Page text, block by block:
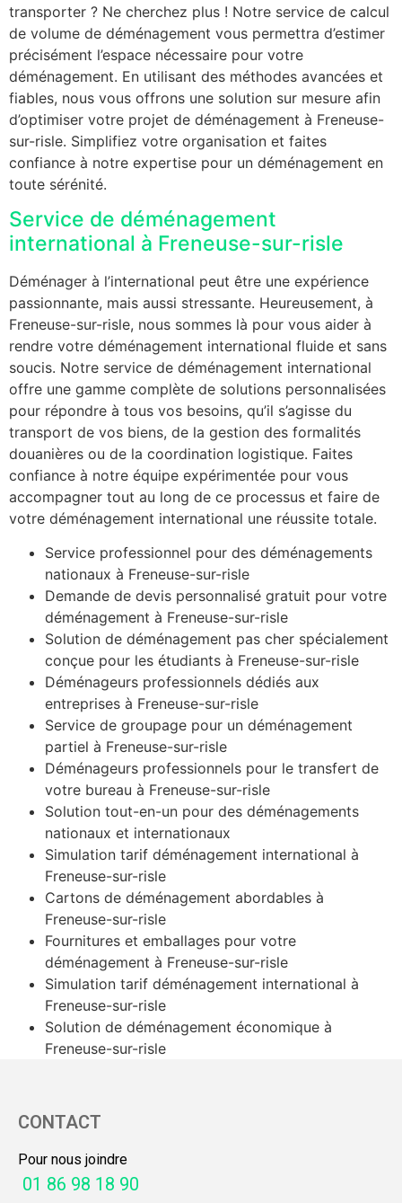
transporter ? Ne cherchez plus ! Notre service de calcul
de volume de déménagement vous permettra d’estimer
précisément l’espace nécessaire pour votre
déménagement. En utilisant des méthodes avancées et
fiables, nous vous offrons une solution sur mesure afin
d’optimiser votre projet de déménagement à Freneuse-
sur-risle. Simplifiez votre organisation et faites
confiance à notre expertise pour un déménagement en
toute sérénité.
Service de déménagement
international à Freneuse-sur-risle
Déménager à l’international peut être une expérience
passionnante, mais aussi stressante. Heureusement, à
Freneuse-sur-risle, nous sommes là pour vous aider à
rendre votre déménagement international fluide et sans
soucis. Notre service de déménagement international
offre une gamme complète de solutions personnalisées
pour répondre à tous vos besoins, qu’il s’agisse du
transport de vos biens, de la gestion des formalités
douanières ou de la coordination logistique. Faites
confiance à notre équipe expérimentée pour vous
accompagner tout au long de ce processus et faire de
votre déménagement international une réussite totale.
Service professionnel pour des déménagements
nationaux à Freneuse-sur-risle
Demande de devis personnalisé gratuit pour votre
déménagement à Freneuse-sur-risle
Solution de déménagement pas cher spécialement
conçue pour les étudiants à Freneuse-sur-risle
Déménageurs professionnels dédiés aux
entreprises à Freneuse-sur-risle
Service de groupage pour un déménagement
partiel à Freneuse-sur-risle
Déménageurs professionnels pour le transfert de
votre bureau à Freneuse-sur-risle
Solution tout-en-un pour des déménagements
nationaux et internationaux
Simulation tarif déménagement international à
Freneuse-sur-risle
Cartons de déménagement abordables à
Freneuse-sur-risle
Fournitures et emballages pour votre
déménagement à Freneuse-sur-risle
Simulation tarif déménagement international à
Freneuse-sur-risle
Solution de déménagement économique à
Freneuse-sur-risle
CONTACT
Pour nous joindre
01 86 98 18 90